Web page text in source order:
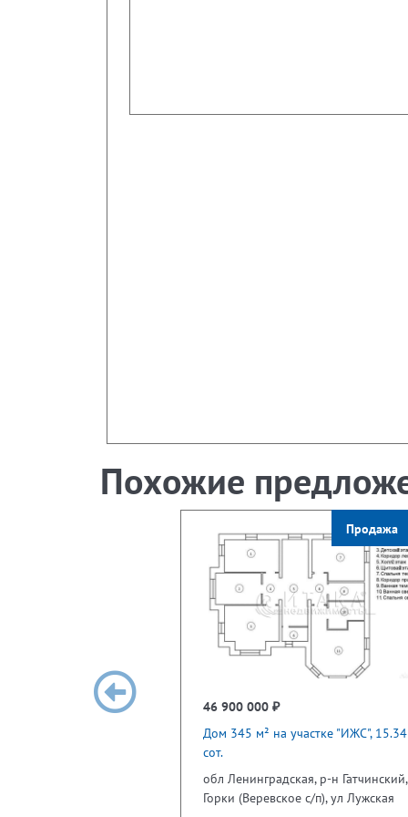
Похожие
Продажа
46 900 000 ₽
Дом 345 м² на участке "ИЖС", 15.34
сот.
обл Ленинградская, р-н
Горки (Веревское с/п), ул Лужская